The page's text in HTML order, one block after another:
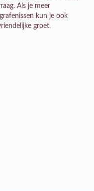
Als je meer
kun je ook
groet,